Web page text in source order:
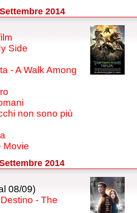
2014
Side
- A Walk Among
non sono più
Movie
2014
08/09)
- The